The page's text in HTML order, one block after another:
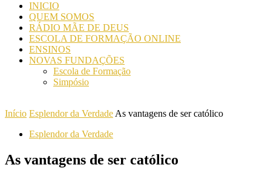
INICIO
QUEM SOMOS
RÁDIO MÃE DE DEUS
ESCOLA DE FORMAÇÃO ONLINE
ENSINOS
NOVAS FUNDAÇÕES
Escola de Formação
Simpósio
Início Esplendor da Verdade As vantagens de ser católico
Esplendor da Verdade
As vantagens de ser católico